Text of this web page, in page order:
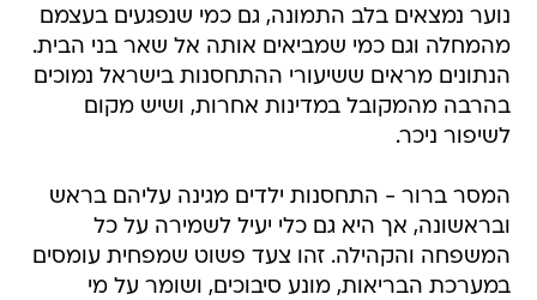
נוער נמצאים בלב התמונה, גם כמי שנפגעים בעצמם
מהמחלה וגם כמי שמביאים אותה אל שאר בני הבית.
הנתונים מראים ששיעורי ההתחסנות בישראל נמוכים
בהרבה מהמקובל במדינות אחרות, ושיש מקום
לשיפור ניכר.
המסר ברור - התחסנות ילדים מגינה עליהם בראש
ובראשונה, אך היא גם כלי יעיל לשמירה על כל
המשפחה והקהילה. זהו צעד פשוט שמפחית עומסים
במערכת הבריאות, מונע סיבוכים, ושומר על מי